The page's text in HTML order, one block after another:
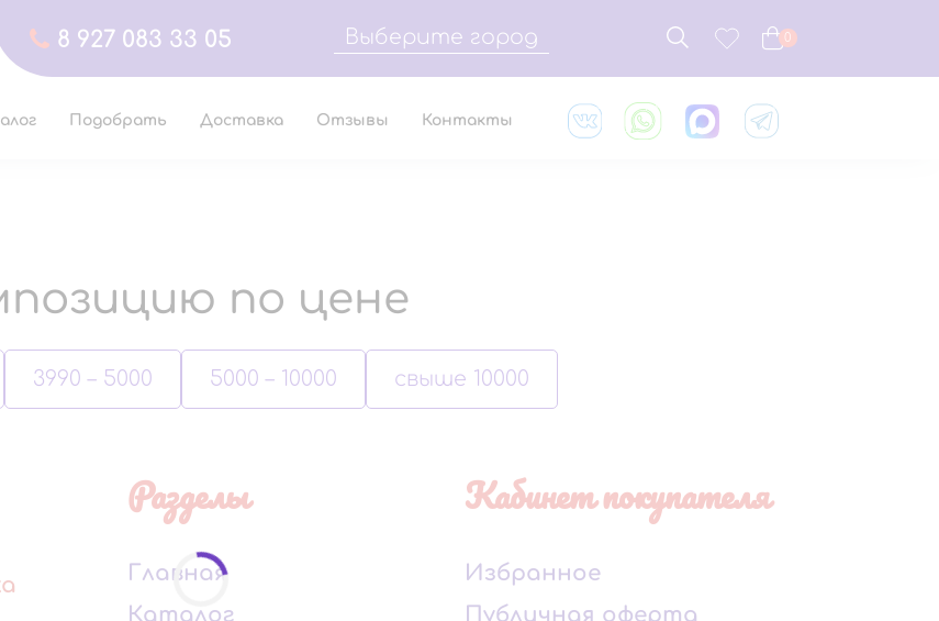
8 927 083 33 05 Выберите город 0
Подобрать Доставка Отзывы Контакты
по цене
3990 – 5000 5000 – 10000 свыше 10000
Разделы
Главная
Каталог
Кабинет покупателя
Избранное
Публичная оферта